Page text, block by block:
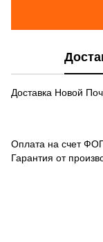
Доставка Новой
Оплата на счет
Гарантия от